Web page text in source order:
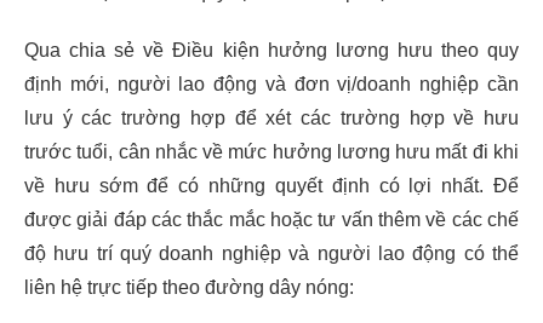
Qua chia sẻ về Điều kiện hưởng lương hưu theo quy
định mới, người lao động và đơn vị/doanh nghiệp cần
lưu ý các trường hợp để xét các trường hợp về hưu
trước tuổi, cân nhắc về mức hưởng lương hưu mất đi khi
về hưu sớm để có những quyết định có lợi nhất. Để
được giải đáp các thắc mắc hoặc tư vấn thêm về các chế
độ hưu trí quý doanh nghiệp và người lao động có thể
liên hệ trực tiếp theo đường dây nóng: